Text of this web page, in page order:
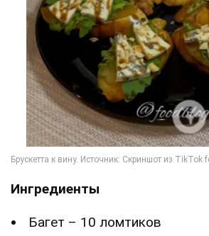
Ингредиенты
Багет – 10 ломтиков